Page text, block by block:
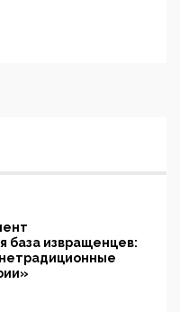
база извращенцев: